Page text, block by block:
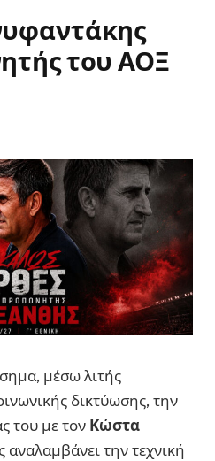
του ΑΟΞ
μέσω λιτής
δικτύωσης, την
του με τον Κώστα
αναλαμβάνει την τεχνική